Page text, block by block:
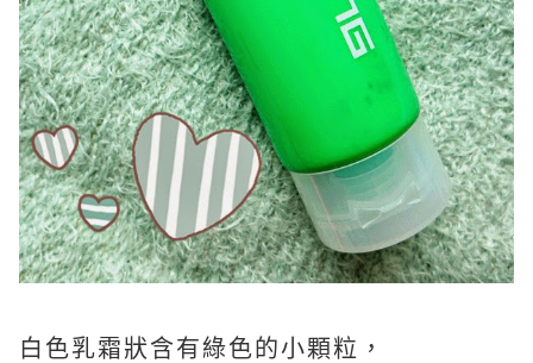
白色乳霜狀含有綠色的小顆粒，